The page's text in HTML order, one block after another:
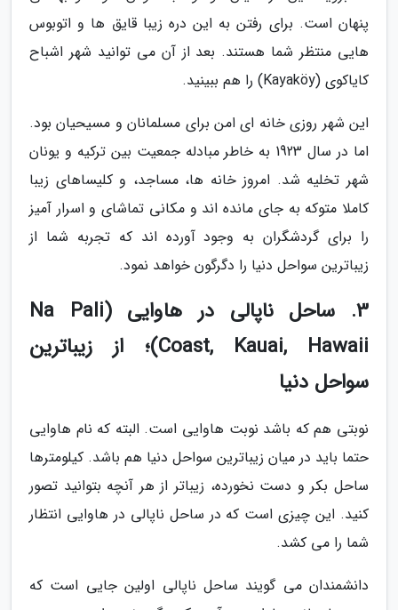
پنهان است. برای رفتن به این دره زیبا قایق ها و اتوبوس
هایی منتظر شما هستند. بعد از آن می توانید شهر اشباح
کایاکوی (Kayaköy) را هم ببینید.
این شهر روزی خانه ای امن برای مسلمانان و مسیحیان بود.
اما در سال 1923 به خاطر مبادله جمعیت بین ترکیه و یونان
شهر تخلیه شد. امروز خانه ها، مساجد، و کلیساهای زیبا
کاملا متوکه به جای مانده اند و مکانی تماشای و اسرار آمیز
را برای گردشگران به وجود آورده اند که تجربه شما از
زیباترین سواحل دنیا را دگرگون خواهد نمود.
3. ساحل ناپالی در هاوایی (Na Pali
Coast, Kauai, Hawaii)؛ از زیباترین
سواحل دنیا
نوبتی هم که باشد نوبت هاوایی است. البته که نام هاوایی
حتما باید در میان زیباترین سواحل دنیا هم باشد. کیلومترها
ساحل بکر و دست نخورده، زیباتر از هر آنچه بتوانید تصور
کنید. این چیزی است که در ساحل ناپالی در هاوایی انتظار
شما را می کشد.
دانشمندان می گویند ساحل ناپالی اولین جایی است که